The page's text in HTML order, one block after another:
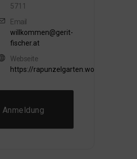
5711
Email
willkommen@gerit-
fischer.at
Webseite
https://rapunzelgarten.wordpress.com
Anmeldung